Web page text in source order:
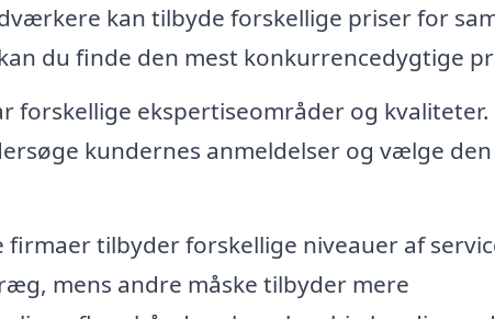
kan tilbyde forskellige priser for
du finde den mest konkurrencedygtige
forskellige ekspertiseområder og kvaliteter.
kundernes anmeldelser og vælge den
firmaer tilbyder forskellige niveauer af
mens andre måske tilbyder mere